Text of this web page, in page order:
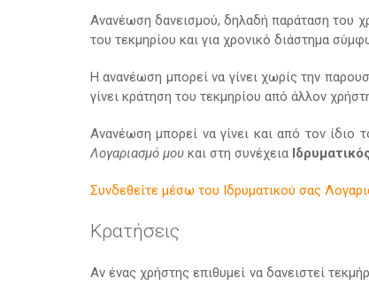
Ανανέωση δανεισμού, δηλαδή παράταση του
του τεκμηρίου και για χρονικό διάστημα
Η ανανέωση μπορεί να γίνει χωρίς την
γίνει κράτηση του τεκμηρίου από άλλον
Ανανέωση μπορεί να γίνει και από τον ίδιο
Λογαριασμό μου και στη συνέχεια
Συνδεθείτε μέσω του Ιδρυματικού σας
Κρατήσεις
Αν ένας χρήστης επιθυμεί να δανειστεί